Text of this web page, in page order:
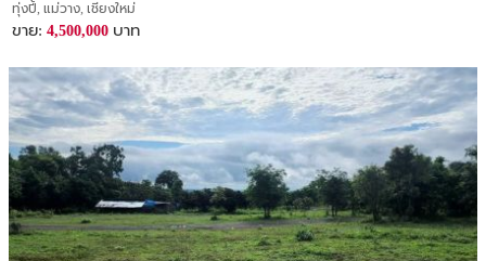
ทุ่งปี้, แม่วาง, เชียงใหม่
ขาย: 4,500,000 บาท